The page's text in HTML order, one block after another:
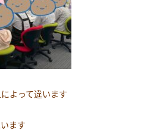
よって違います
ます